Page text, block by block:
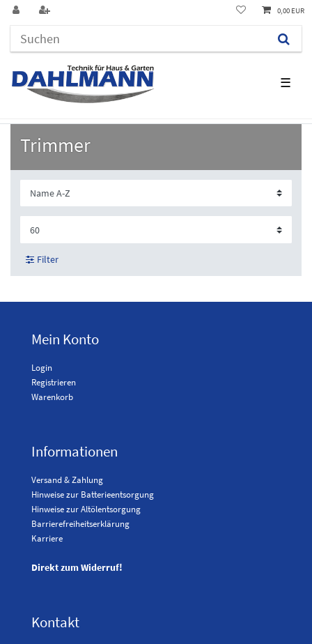
☰
0,00 EUR
Trimmer
Filter
Mein Konto
Login
Registrieren
Warenkorb
Informationen
Versand & Zahlung
Hinweise zur Batterieentsorgung
Hinweise zur Altölentsorgung
Barrierefreiheitserklärung
Karriere
Direkt zum Widerruf!
Kontakt